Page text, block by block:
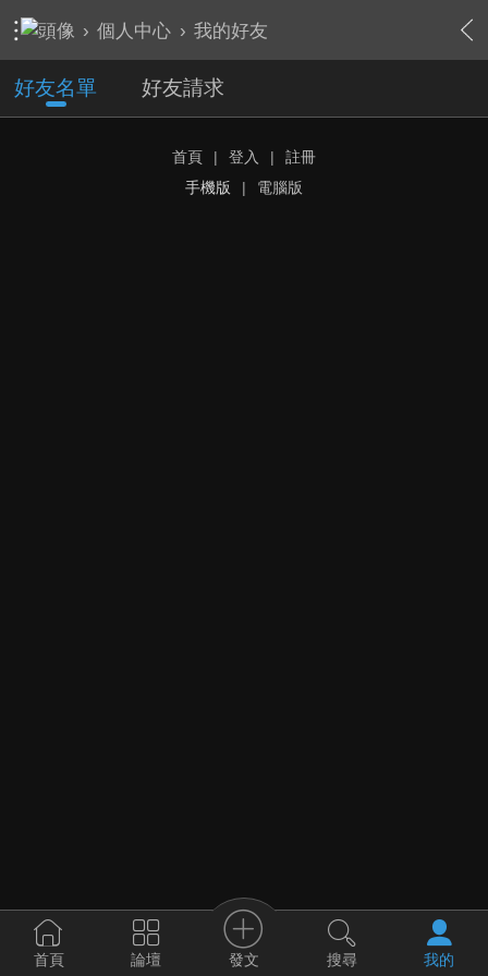
› 個人中心 › 我的好友
好友名單 好友請求
首頁 | 登入 |
註冊
手機版
| 電腦版
首頁 論壇 發文 搜尋 我的